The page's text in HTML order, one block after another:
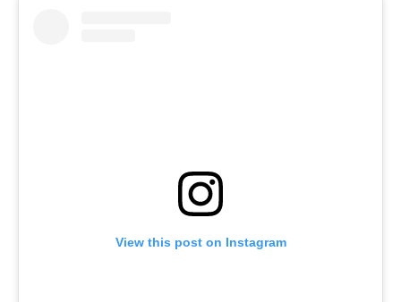
View this post on Instagram